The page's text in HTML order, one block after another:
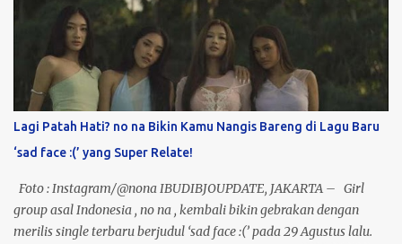
baiknya, kamu bisa nonton langsung Konser Oasis di beberapa
kota ikonik: Tokyo, Seoul, dan Melbourne. Gak cuma sekadar
nonton, kamu bisa sekalian traveling ke luar negeri bareng paket
trip seru ini! 3 Best Seller Paket Oasis kami udah siap: · Tokyo
(24-27 Oktober 2025) – Rp25 Juta Termasuk tiket konser
(Seating/Area), hotel bintang 3 selama 3 malam, dan tiket pesawat
PP. · Seoul (20-23 Oktober 2025) – Rp27 Juta Dapet tiket
konser Standing, hotel...
Lagi Patah Hati? no na Bikin Kamu Nangis Bareng di Lagu Baru
‘sad face :(’ yang Super Relate!
Foto : Instagram/@nona IBUDIBJOUPDATE, JAKARTA – Girl
group asal Indonesia , no na , kembali bikin gebrakan dengan
merilis single terbaru berjudul ‘sad face :(’ pada 29 Agustus lalu.